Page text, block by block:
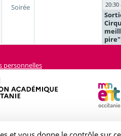
20:30
pire"
Soirée
personnelles